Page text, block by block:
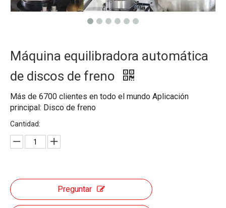
Máquina equilibradora automática
de discos de freno
Más de 6700 clientes en todo el mundo Aplicación
principal: Disco de freno
Cantidad:
Preguntar